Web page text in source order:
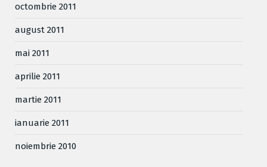
octombrie 2011
august 2011
mai 2011
aprilie 2011
martie 2011
ianuarie 2011
noiembrie 2010